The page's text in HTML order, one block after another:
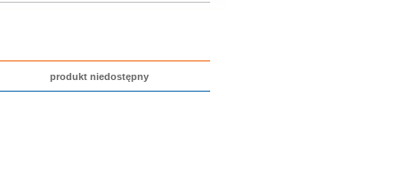
produkt niedostępny